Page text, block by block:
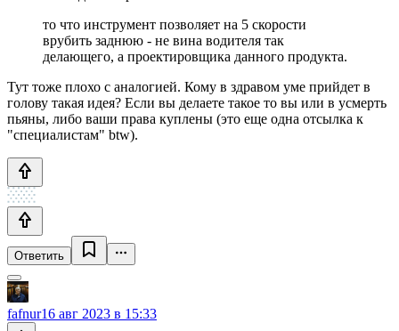
то что инструмент позволяет на 5 скорости
врубить заднюю - не вина водителя так
делающего, а проектировщика данного продукта.
Тут тоже плохо с аналогией. Кому в здравом уме прийдет в
голову такая идея? Если вы делаете такое то вы или в усмерть
пьяны, либо ваши права куплены (это еще одна отсылка к
"специалистам" btw).
Ответить
fafnur16 авг 2023 в 15:33